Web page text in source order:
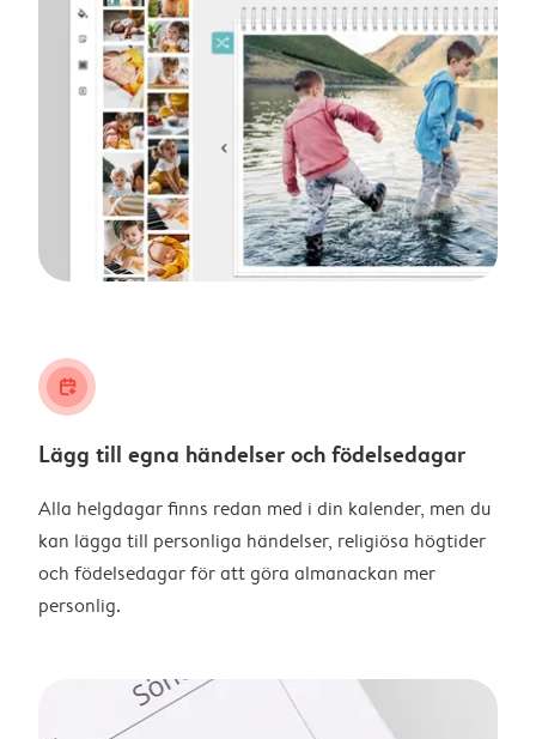
calendar_plus
Lägg till egna händelser och födelsedagar
Alla helgdagar finns redan med i din kalender, men du
kan lägga till personliga händelser, religiösa högtider
och födelsedagar för att göra almanackan mer
personlig.